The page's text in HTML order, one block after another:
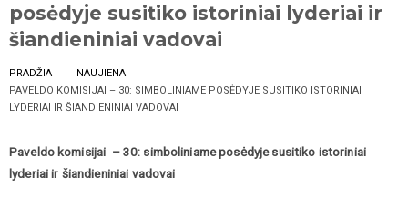
posėdyje susitiko istoriniai lyderiai ir
šiandieniniai vadovai
PRADŽIA
NAUJIENA
PAVELDO KOMISIJAI – 30: SIMBOLINIAME POSĖDYJE SUSITIKO ISTORINIAI
LYDERIAI IR ŠIANDIENINIAI VADOVAI
Paveldo komisijai – 30: simboliniame posėdyje susitiko istoriniai
lyderiai ir šiandieniniai vadovai